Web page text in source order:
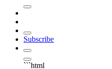
Subscribe
```html